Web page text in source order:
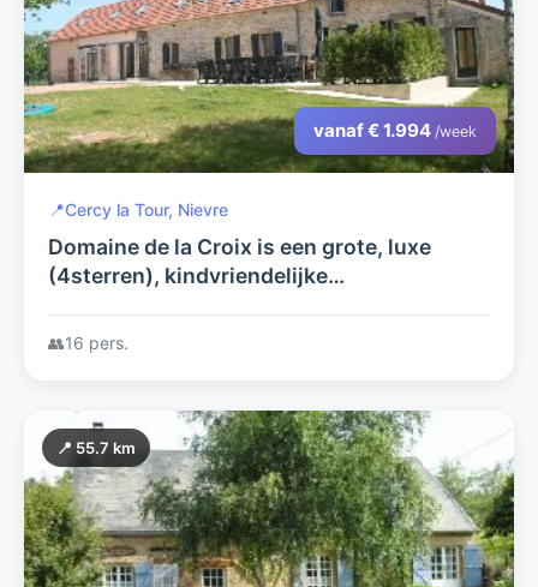
vanaf € 1.994 /week
📍Cercy la Tour, Nievre
Domaine de la Croix is een grote, luxe
(4sterren), kindvriendelijke
jacuzzi voor maximaal 16 personen
👥16 pers.
📍 55.7 km